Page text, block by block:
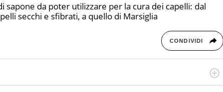
sapone da poter utilizzare per la cura dei capelli: dal
secchi e sfibrati, a quello di Marsiglia
CONDIVIDI
in Marketing Management e Google Digital Training su